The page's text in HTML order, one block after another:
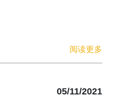
阅读更多
05/11/2021